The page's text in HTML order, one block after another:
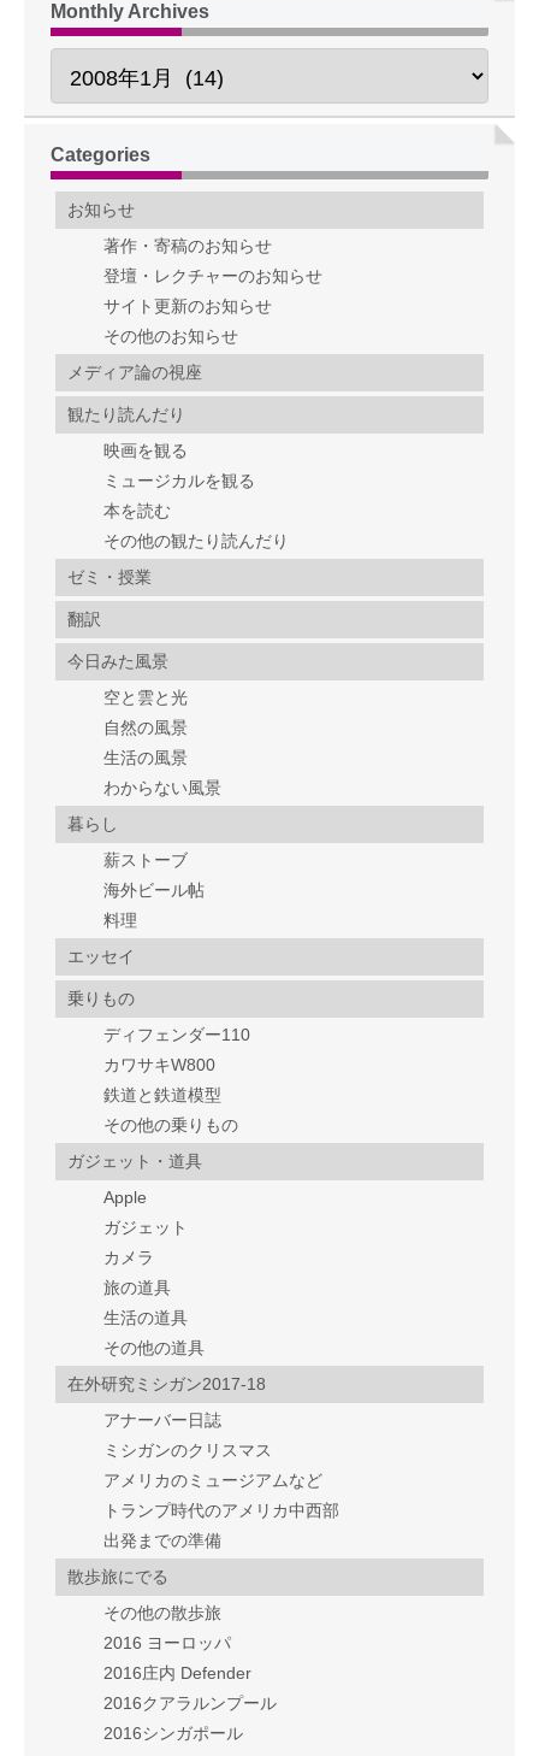
Monthly Archives
Categories
お知らせ
著作・寄稿のお知らせ
登壇・レクチャーのお知らせ
サイト更新のお知らせ
その他のお知らせ
メディア論の視座
観たり読んだり
映画を観る
ミュージカルを観る
本を読む
その他の観たり読んだり
ゼミ・授業
翻訳
今日みた風景
空と雲と光
自然の風景
生活の風景
わからない風景
暮らし
薪ストーブ
海外ビール帖
料理
エッセイ
乗りもの
ディフェンダー110
カワサキW800
鉄道と鉄道模型
その他の乗りもの
ガジェット・道具
Apple
ガジェット
カメラ
旅の道具
生活の道具
その他の道具
在外研究ミシガン2017-18
アナーバー日誌
ミシガンのクリスマス
アメリカのミュージアムなど
トランプ時代のアメリカ中西部
出発までの準備
散歩旅にでる
その他の散歩旅
2016 ヨーロッパ
2016庄内 Defender
2016クアラルンプール
2016シンガポール